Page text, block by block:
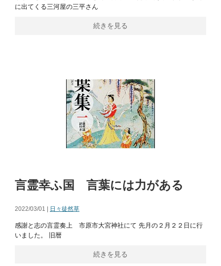
に出てくる三河屋の三平さん
続きを見る
言霊幸ふ国 言葉には力がある
2022/03/01 | 日々徒然草
感謝と志の言霊奏上 市原市大宮神社にて 先月の２月２２日に行
いました。 旧暦
続きを見る